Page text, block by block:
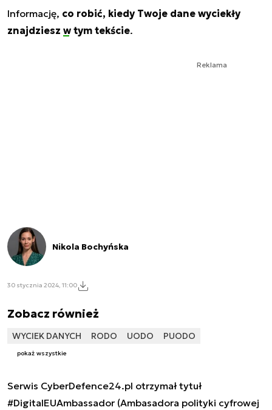
Informację, co robić, kiedy Twoje dane wyciekły
znajdziesz w tym tekście.
Reklama
Nikola Bochyńska
30 stycznia 2024, 11:00
Zobacz również
WYCIEK DANYCH RODO UODO PUODO
pokaż wszystkie
Serwis CyberDefence24.pl otrzymał tytuł
#DigitalEUAmbassador (Ambasadora polityki cyfrowej